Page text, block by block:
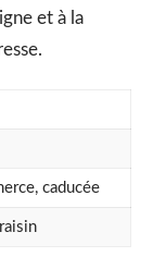
et à la
caducée